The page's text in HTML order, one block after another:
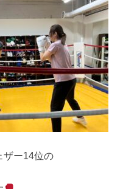
ザー14位の